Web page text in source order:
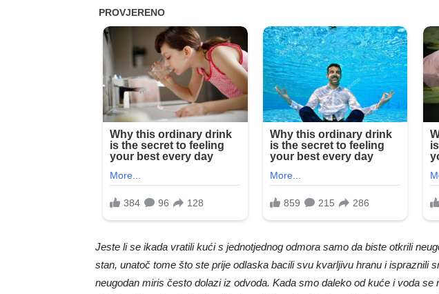
Jeste li se ikada vratili kući s jednotjednog odmora samo da biste otkrili
stan, unatoč tome što ste prije odlaska bacili svu kvarljivu hranu i ispraznili
neugodan miris često dolazi iz odvoda. Kada smo daleko od kuće i voda se